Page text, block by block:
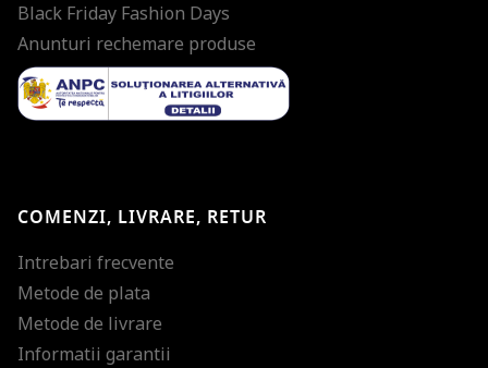
Black Friday Fashion Days
Anunturi rechemare produse
COMENZI, LIVRARE, RETUR
Intrebari frecvente
Metode de plata
Metode de livrare
Informatii garantii